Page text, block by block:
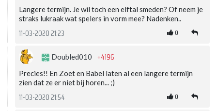
Langere termijn. Je wil toch een elftal smeden? Of neem je
straks lukraak wat spelers in vorm mee? Nadenken..
11-03-2020 21:23 0
Doubled010 +4196
Precies!! En Zoet en Babel laten al een langere termijn
zien dat ze er niet bij horen... ;)
11-03-2020 21:54 0